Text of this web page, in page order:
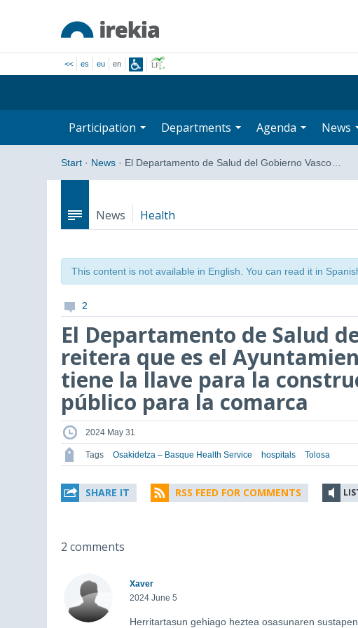
<< es eu en
Participation Departments Agenda News
Start · News · El Departamento de Salud del Gobierno Vasco…
News Health
This content is not available in English. You can read it in
2
El Departamento de Salud
reitera que es el
tiene la llave para la
público para la comarca
2024 May 31
Tags Osakidetza – Basque Health Service hospitals Tolosa
SHARE IT RSS FEED FOR COMMENTS
2 comments
Xaver
2024 June 5
Herritartasun gehiago heztea osasunaren